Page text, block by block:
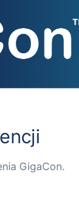
GigaCon.